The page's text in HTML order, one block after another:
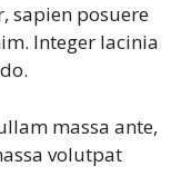
sapien posuere
Integer lacinia
massa ante,
volutpat